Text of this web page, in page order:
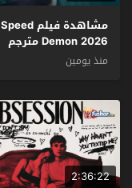
مشاهدة فيلم Speed
Demon 2026 مترجم
منذ يومين
2:36:22